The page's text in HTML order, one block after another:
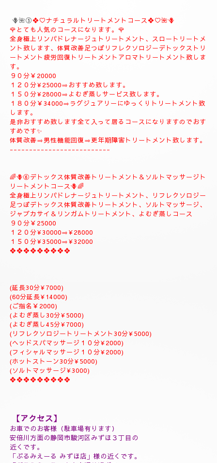
沢全身極上トリートメント致します、スローにゆっくりトリート
メント致します、オイルたっぷりトリートメント致します、リフ
レクソロジー、デトックストリートメント致します、疲労回復ト
リートメント致します。
９０分¥25000⇒¥22000
１２０分¥30000⇒¥27000
１５０分¥35000⇒¥32000
🩷何時もよりゆっくりオイルたっぷりトリートメント致します、
何時もより心地良く癒されます。🩷
ゆっくり極上トリートメントプライベートトリートメントコース
をおすすめ致します。🌹
❖❖❖❖❖❖❖❖❖❖❖
🪻🌺⑤❖♡ナチュラルトリートメントコース❖♡🌺🪻
ント致します、体質改善足つぼリフレクソロジーデトックストリ
ートメント疲労回復トリートメントアロマトリートメント致しま
す。
９０分￥20000
１２０分¥25000⇒おすすめ致します。
１５０分¥28000⇒よむぎ蒸しサービス致します。
１８０分￥34000⇒ラグジュアリーにゆっくりトリートメント致
します。
是非おすすめ致します全て入って居るコースになりますのでおす
🌈🪻⑥デトックス体質改善トリートメント＆ソルトマッサージト
リートメントコース🪻🌈
全身極上リンパドレナージュトリートメント、リフレクソロジー
足つぼデトックス体質改善トリートメント、ソルトマッサージ、
ジャプカサイ＆リンガムトリートメント、よむぎ蒸しコース
９０分￥25000
１２０分¥30000⇒¥28000
１５０分¥35000⇒¥32000
❖❖❖❖❖❖❖❖❖
(延長30分¥7000)
(60分延長¥14000)
(ご指名￥2000)
(よむぎ蒸し30分¥5000)
(よむぎ蒸し45分¥7000)